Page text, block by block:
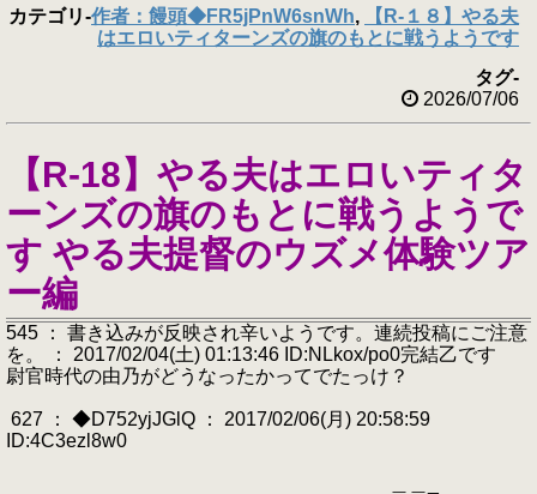
カテゴリ-作者：饅頭◆FR5jPnW6snWh,
【R-１８】やる夫
はエロいティターンズの旗のもとに戦うようです
タグ-
2026/07/06
【R-18】やる夫はエロいティタ
ーンズの旗のもとに戦うようで
す やる夫提督のウズメ体験ツア
ー編
545 ： 書き込みが反映され辛いようです。連続投稿にご注意
を。 ： 2017/02/04(土) 01:13:46 ID:NLkox/po0完結乙です
尉官時代の由乃がどうなったかってでたっけ？
627 ： ◆D752yjJGlQ ： 2017/02/06(月) 20:58:59
ID:4C3ezl8w0